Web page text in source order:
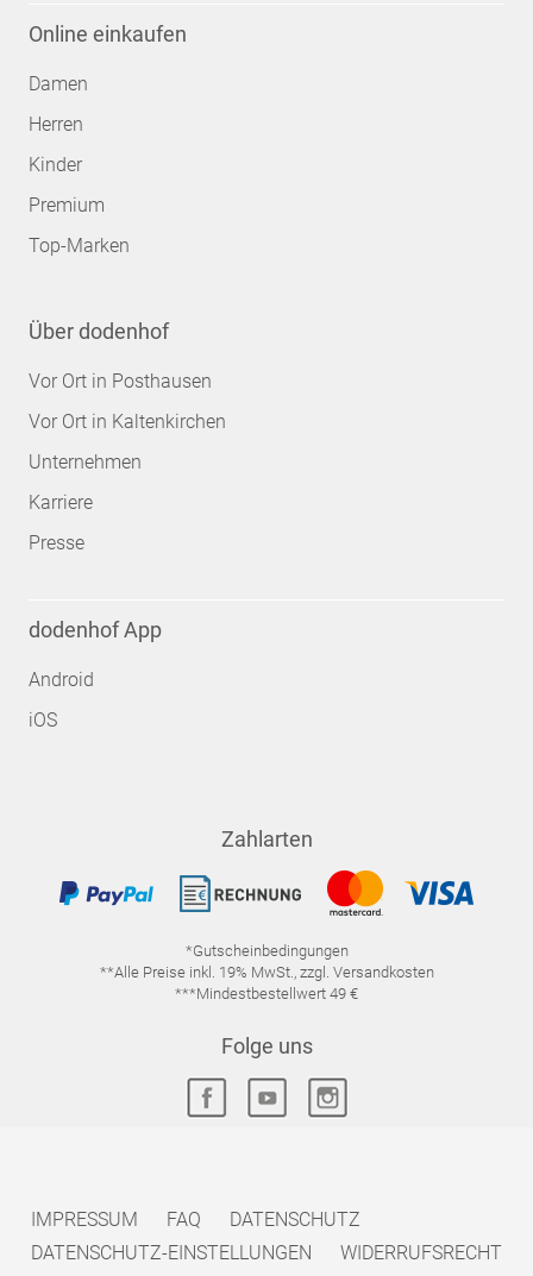
Online einkaufen
Damen
Herren
Kinder
Premium
Top-Marken
Über dodenhof
Vor Ort in Posthausen
Vor Ort in Kaltenkirchen
Unternehmen
Karriere
Presse
dodenhof App
Android
iOS
Zahlarten
*Gutscheinbedingungen
**Alle Preise inkl. 19% MwSt., zzgl. Versandkosten
***Mindestbestellwert 49 €
Folge uns
IMPRESSUM FAQ
DATENSCHUTZ
DATENSCHUTZ-EINSTELLUNGEN
WIDERRUFSRECHT